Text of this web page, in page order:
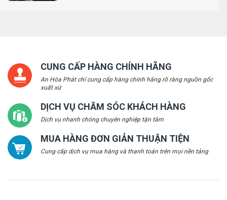
CUNG CẤP HÀNG CHÍNH HÃNG
An Hòa Phát chỉ cung cấp hàng chính hãng rõ ràng nguồn gốc
xuất xứ
DỊCH VỤ CHĂM SÓC KHÁCH HÀNG
Dịch vụ nhanh chóng chuyên nghiệp tận tâm
MUA HÀNG ĐƠN GIẢN THUẬN TIỆN
Cung cấp dịch vụ mua hàng và thanh toán trên mọi nền tảng